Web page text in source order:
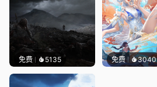
免费 5135 免费 3040